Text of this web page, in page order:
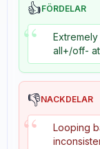
👍FÖRDELAR
“
all+/off-
👎NACKDELAR
“
Looping